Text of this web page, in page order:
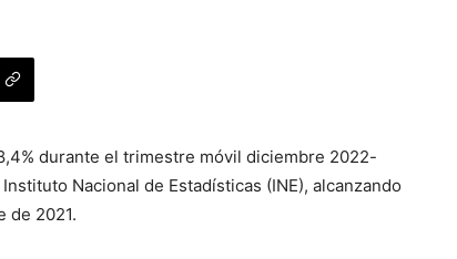
durante el trimestre móvil diciembre 2022-
Nacional de Estadísticas (INE), alcanzando
de 2021.